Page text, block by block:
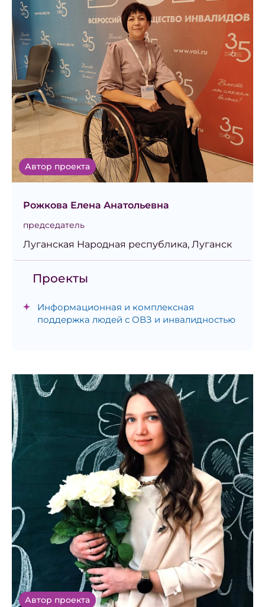
Автор проекта
Рожкова Елена Анатольевна
председатель
Луганская Народная республика, Луганск
Проекты
Информационная и комплексная
поддержка людей с ОВЗ и инвалидностью
Автор проекта